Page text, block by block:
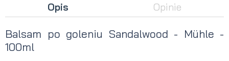
Opis Opinie
Balsam po goleniu Sandalwood - Mühle -
100ml